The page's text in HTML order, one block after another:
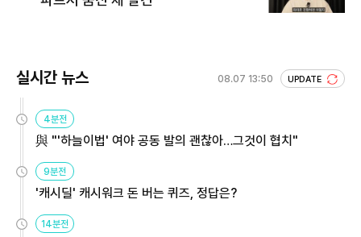
실시간 뉴스 08.07 13:50 UPDATE
4분전
與 "'하늘이법' 여야 공동 발의 괜찮아…그것이 협치"
9분전
'캐시딜' 캐시워크 돈 버는 퀴즈, 정답은?
14분전